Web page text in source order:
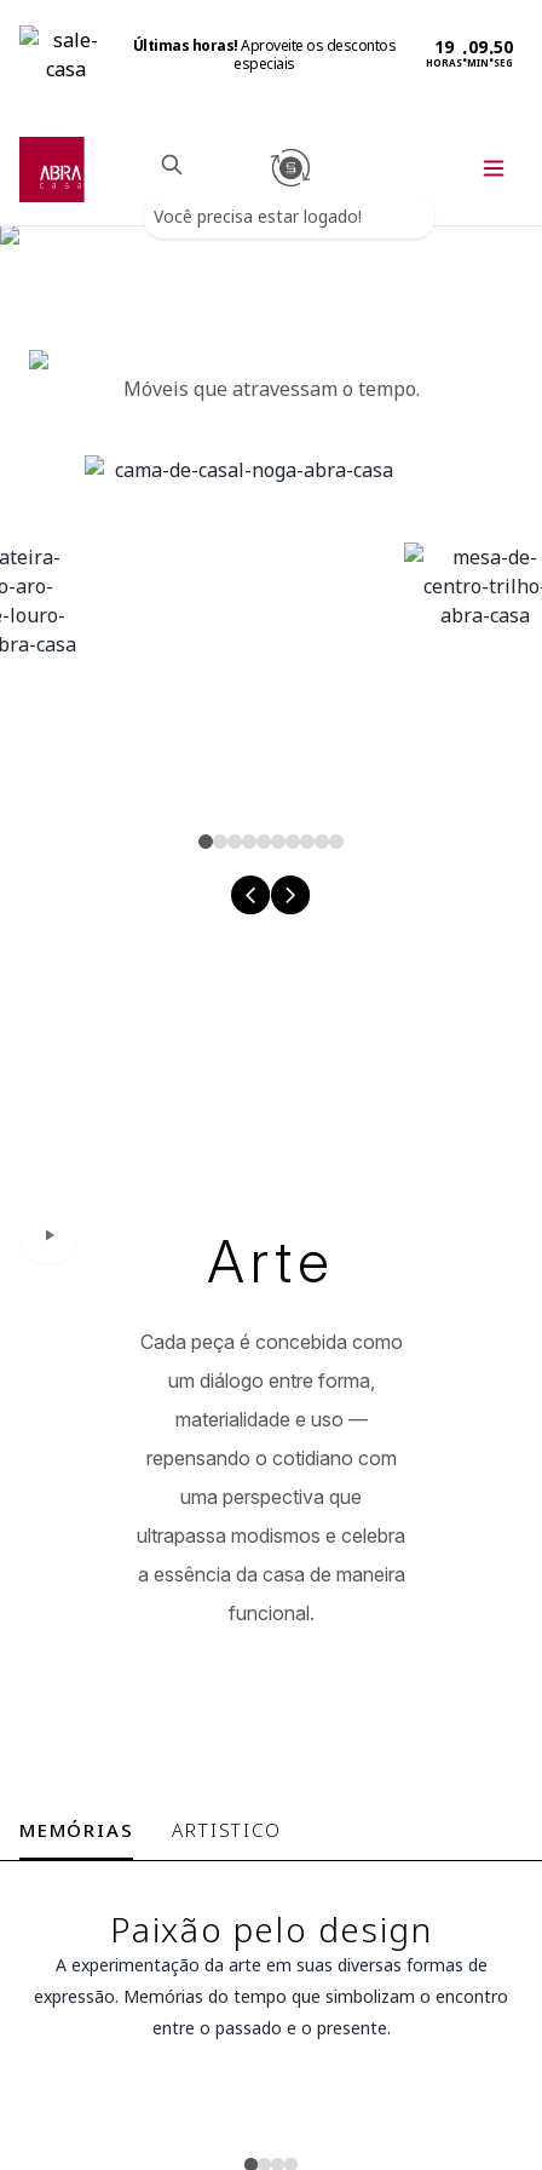
Últimas horas!Aproveite os descontos
especiais
HORAS:MIN:SEG
Você precisa estar logado!
Móveis que atravessam o tempo.
Arte
Cada peça é concebida como
um diálogo entre forma,
materialidade e uso —
repensando o cotidiano com
uma perspectiva que
ultrapassa modismos e celebra
a essência da casa de maneira
funcional.
MEMÓRIAS ARTISTICO
Paixão pelo design
A experimentação da arte em suas diversas formas de
expressão. Memórias do tempo que simbolizam o encontro
entre o passado e o presente.